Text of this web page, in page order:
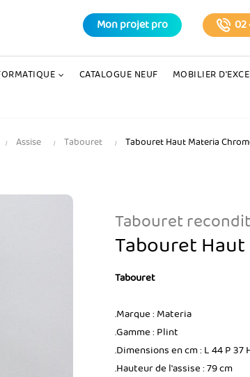
Mon projet pro 02
CATALOGUE NEUF MOBILIER
Assise Tabouret Tabouret Haut Materia
Tabouret
Tabouret
Tabouret
.Marque : Materia
.Gamme : Plint
.Dimensions en cm : L 44 P 37
.Hauteur de l'assise : 79 cm